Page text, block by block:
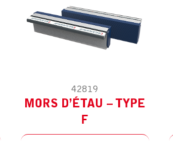
42819
MORS D’ÉTAU – TYPE
F
MODÈLE :POUR AUTRES